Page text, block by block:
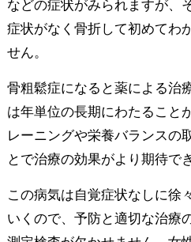
などの症状がみられますが、
症状がなく骨折して初めてわ
せん。
骨粗鬆症になると薬による治
は年単位の長期にわたること
レーニングや栄養バランスの
とで治療の効果がより期待で
この病気は自覚症状なしに徐
いくので、予防と適切な治療